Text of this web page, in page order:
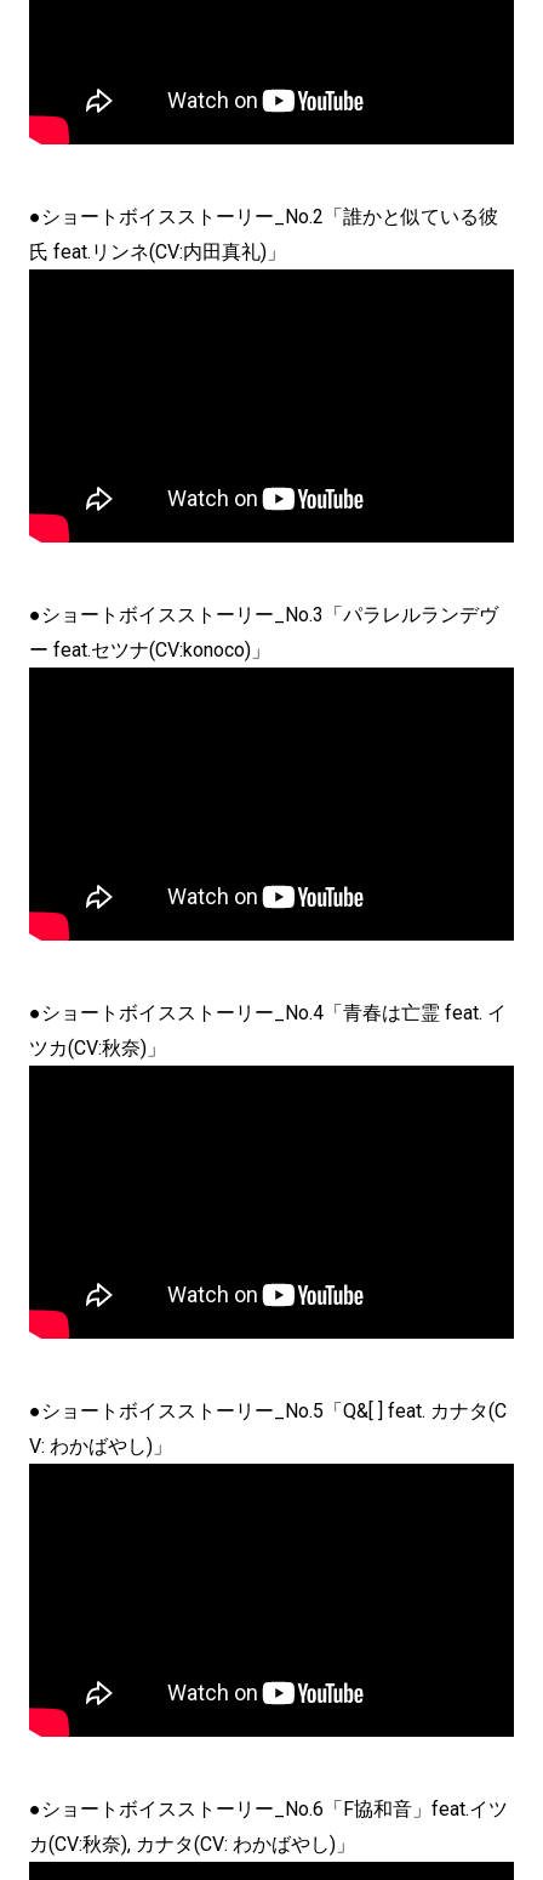
●ショートボイスストーリー_No.2「誰かと似ている彼
氏 feat.リンネ(CV:内田真礼)」
●ショートボイスストーリー_No.3「パラレルランデヴ
ー feat.セツナ(CV:konoco)」
●ショートボイスストーリー_No.4「青春は亡霊 feat. イ
ツカ(CV:秋奈)」
●ショートボイスストーリー_No.5「Q&[ ] feat. カナタ(C
V: わかばやし)」
●ショートボイスストーリー_No.6「F協和音」feat.イツ
カ(CV:秋奈), カナタ(CV: わかばやし)」